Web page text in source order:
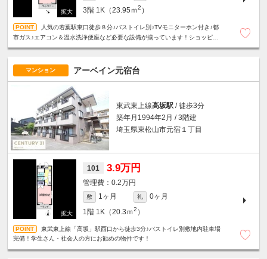
3階 1K（23.95ｍ2 ）
人気の若葉駅東口徒歩８分♪バストイレ別♪TVモニターホン付き♪都
市ガス♪エアコン＆温水洗浄便座など必要な設備が揃っています！ショッピン
マンション アーベイン元宿台
東武東上線高坂駅 / 徒歩3分
築年月1994年2月 / 3階建
埼玉県東松山市元宿１丁目
101 3.9万円
0.2万円
敷 1ヶ月 礼
0ヶ月
1階 1K（20.3ｍ2 ）
東武東上線「高坂」駅西口から徒歩3分♪バストイレ別敷地内駐車場
完備！学生さん・社会人の方にお勧めの物件です！